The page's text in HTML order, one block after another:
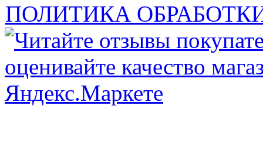
ПОЛИТИКА